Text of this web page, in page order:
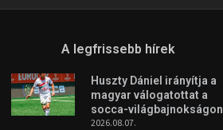
A legfrissebb hírek
Huszty Dániel irányítja a
magyar válogatottat a
socca-világbajnokságon
2026.08.07.